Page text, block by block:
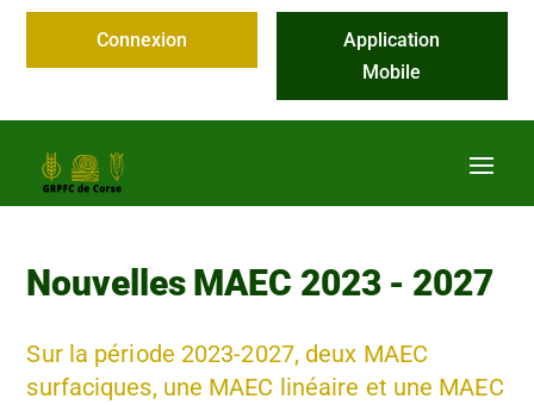
Connexion
Application
Mobile
Nouvelles MAEC 2023 - 2027
Sur la période 2023-2027, deux MAEC
surfaciques, une MAEC linéaire et une MAEC